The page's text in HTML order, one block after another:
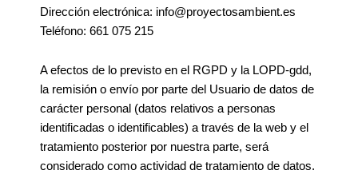
Dirección electrónica: info@proyectosambient.es
Teléfono: 661 075 215
A efectos de lo previsto en el RGPD y la LOPD-gdd,
la remisión o envío por parte del Usuario de datos de
carácter personal (datos relativos a personas
identificadas o identificables) a través de la web y el
tratamiento posterior por nuestra parte, será
considerado como actividad de tratamiento de datos.